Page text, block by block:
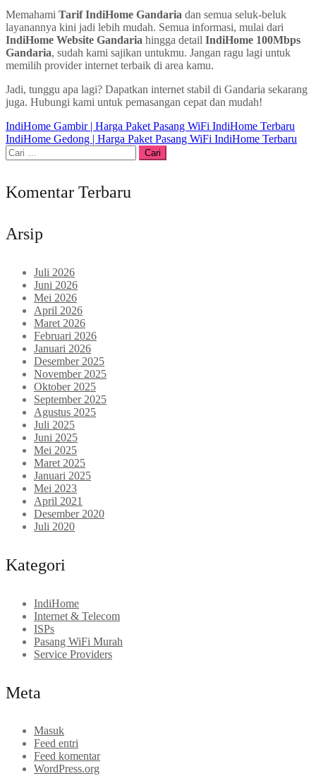
Memahami Tarif IndiHome Gandaria dan semua seluk-beluk
layanannya kini jadi lebih mudah. Semua informasi, mulai dari
IndiHome Website Gandaria hingga detail IndiHome 100Mbps
Gandaria, sudah kami sajikan untukmu. Jangan ragu lagi untuk
memilih provider internet terbaik di area kamu.
Jadi, tunggu apa lagi? Dapatkan internet stabil di Gandaria sekarang
juga. Hubungi kami untuk pemasangan cepat dan mudah!
Navigasi
pos
IndiHome Gambir | Harga Paket Pasang WiFi IndiHome Terbaru
IndiHome Gedong | Harga Paket Pasang WiFi IndiHome Terbaru
Cari
untuk:
Komentar Terbaru
Arsip
Juli 2026
Juni 2026
Mei 2026
April 2026
Maret 2026
Februari 2026
Januari 2026
Desember 2025
November 2025
Oktober 2025
September 2025
Agustus 2025
Juli 2025
Juni 2025
Mei 2025
Maret 2025
Januari 2025
Mei 2023
April 2021
Desember 2020
Juli 2020
Kategori
IndiHome
Internet & Telecom
ISPs
Pasang WiFi Murah
Service Providers
Meta
Masuk
Feed entri
Feed komentar
WordPress.org